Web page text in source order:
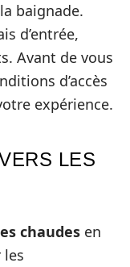
baignade.
d’entrée,
Avant de vous
d’accès
expérience.
LES
chaudes en
les